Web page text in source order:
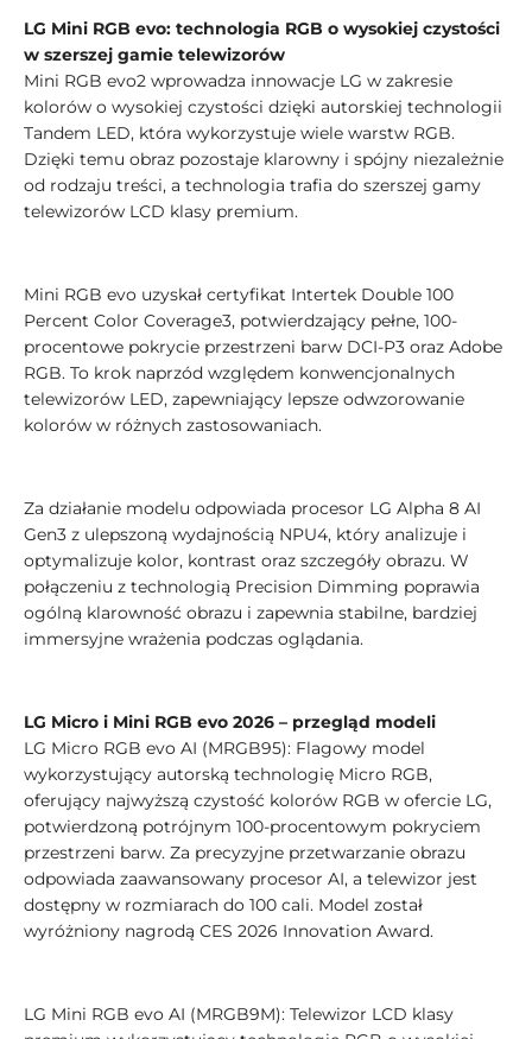
LG Mini RGB evo: technologia RGB o wysokiej czystości
w szerszej gamie telewizorów
Mini RGB evo2 wprowadza innowacje LG w zakresie
kolorów o wysokiej czystości dzięki autorskiej technologii
Tandem LED, która wykorzystuje wiele warstw RGB.
Dzięki temu obraz pozostaje klarowny i spójny niezależnie
od rodzaju treści, a technologia trafia do szerszej gamy
telewizorów LCD klasy premium.
Mini RGB evo uzyskał certyfikat Intertek Double 100
Percent Color Coverage3, potwierdzający pełne, 100-
procentowe pokrycie przestrzeni barw DCI-P3 oraz Adobe
RGB. To krok naprzód względem konwencjonalnych
telewizorów LED, zapewniający lepsze odwzorowanie
kolorów w różnych zastosowaniach.
Za działanie modelu odpowiada procesor LG Alpha 8 AI
Gen3 z ulepszoną wydajnością NPU4, który analizuje i
optymalizuje kolor, kontrast oraz szczegóły obrazu. W
połączeniu z technologią Precision Dimming poprawia
ogólną klarowność obrazu i zapewnia stabilne, bardziej
immersyjne wrażenia podczas oglądania.
LG Micro i Mini RGB evo 2026 – przegląd modeli
LG Micro RGB evo AI (MRGB95): Flagowy model
wykorzystujący autorską technologię Micro RGB,
oferujący najwyższą czystość kolorów RGB w ofercie LG,
potwierdzoną potrójnym 100-procentowym pokryciem
przestrzeni barw. Za precyzyjne przetwarzanie obrazu
odpowiada zaawansowany procesor AI, a telewizor jest
dostępny w rozmiarach do 100 cali. Model został
wyróżniony nagrodą CES 2026 Innovation Award.
LG Mini RGB evo AI (MRGB9M): Telewizor LCD klasy